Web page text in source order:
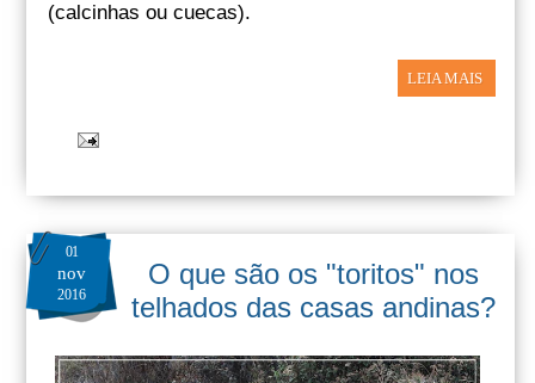
(calcinhas ou cuecas).
LEIA MAIS
01
nov
2016
O que são os "toritos" nos
telhados das casas andinas?